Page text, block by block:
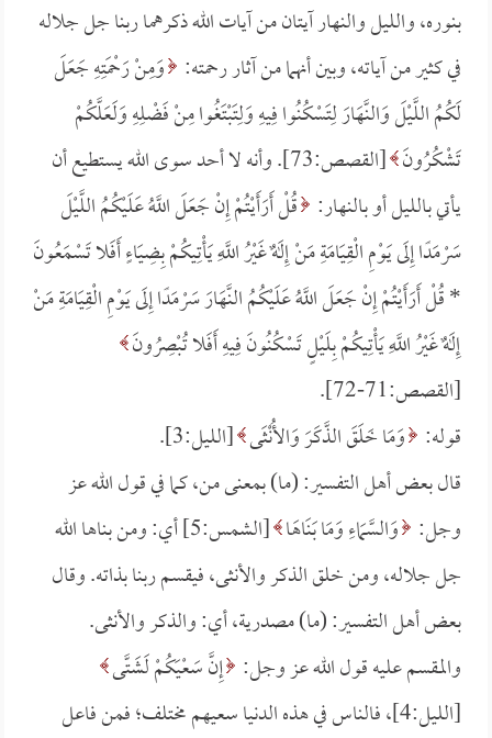
بنوره، والليل والنهار آيتان من آيات الله ذكرهما ربنا جل جلاله
في كثير من آياته، وبين أنهما من آثار رحمته: وَمِنْ رَحْمَتِهِ جَعَلَ
لَكُمُ اللَّيْلَ وَالنَّهَارَ لِتَسْكُنُوا فِيهِ وَلِتَبْتَغُوا مِنْ فَضْلِهِ وَلَعَلَّكُمْ
تَشْكُرُونَ
[القصص:73]. وأنه لا أحد سوى الله يستطيع أن
يأتي بالليل أو بالنهار: قُلْ أَرَأَيْتُمْ إِنْ جَعَلَ اللَّهُ عَلَيْكُمُ اللَّيْلَ
سَرْمَدًا إِلَى يَوْمِ الْقِيَامَةِ مَنْ إِلَهٌ غَيْرُ اللَّهِ يَأْتِيكُمْ بِضِيَاءٍ أَفَلا تَسْمَعُونَ
*قُلْ أَرَأَيْتُمْ إِنْ جَعَلَ اللَّهُ عَلَيْكُمُ النَّهَارَ سَرْمَدًا إِلَى يَوْمِ الْقِيَامَةِ مَنْ
إِلَهٌ غَيْرُ اللَّهِ يَأْتِيكُمْ بِلَيْلٍ تَسْكُنُونَ فِيهِ أَفَلا تُبْصِرُونَ
[القصص:71-72].
قوله: وَمَا خَلَقَ الذَّكَرَ وَالأُنْثَى [الليل:3].
قال بعض أهل التفسير: (ما) بمعنى من، كما في قول الله عز
وجل: وَالسَّمَاءِ وَمَا بَنَاهَا
[الشمس:5] أي: ومن بناها الله
جل جلاله، ومن خلق الذكر والأنثى، فيقسم ربنا بذاته. وقال
بعض أهل التفسير: (ما) مصدرية، أي: والذكر والأنثى.
والمقسم عليه قول الله عز وجل: إِنَّ سَعْيَكُمْ لَشَتَّى
[الليل:4]، فالناس في هذه الدنيا سعيهم مختلف؛ فمن فاعل